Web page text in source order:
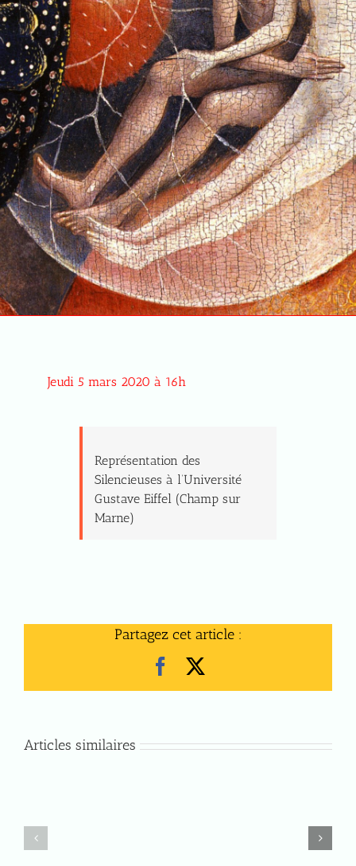
Jeudi 5 mars 2020 à 16h
Représentation des
Silencieuses à l’Université
Gustave Eiffel (Champ sur
Marne)
Partagez cet article :
Facebook
Articles similaires